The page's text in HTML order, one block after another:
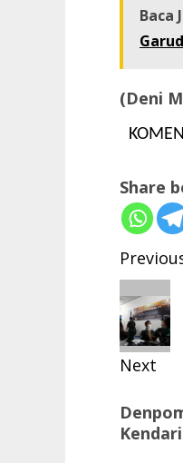
Baca
(Deni
Share
Post
Previous
post:
Next
post:
Kendari